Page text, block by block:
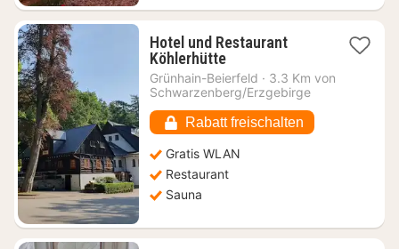
Hotel und Restaurant
Köhlerhütte1
Nacht
ab
149,82
€
Grünhain-Beierfeld · 3.3 Km von
Schwarzenberg/Erzgebirge
Rabatt freischalten
Gratis WLAN
Restaurant
Sauna